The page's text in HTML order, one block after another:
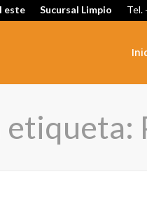
este Sucursal Limpio Tel.
etiqueta: